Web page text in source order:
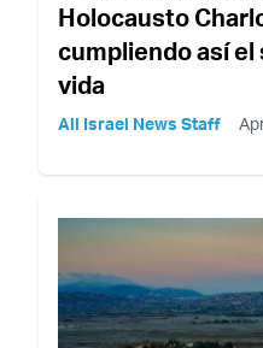
Holocausto
cumpliendo así el
vida
All Israel News Staff